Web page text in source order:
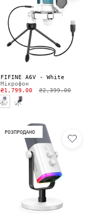
FIFINE A6V - White
Мікрофон
₴1,799.00
₴2,399.00
РОЗПРОДАНО